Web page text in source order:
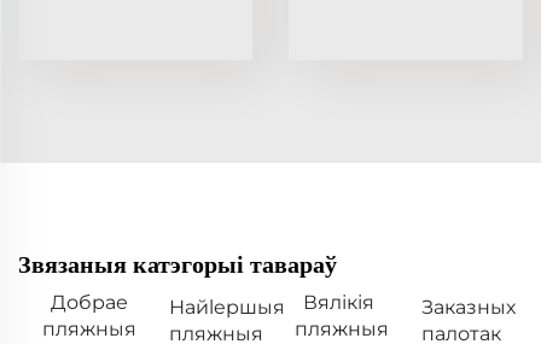
Звязаныя катэгорыі тавараў
Добрае
пляжныя
Найlepшыя
пляжныя
Вялікія
пляжныя
Заказных
палотак